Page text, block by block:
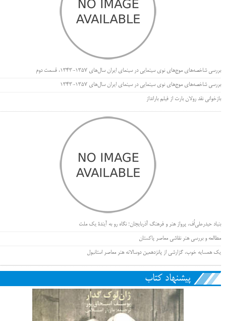
بررسی شاخصه‌های موج‌های نوی سینمایی در سینمای ایران سال‌های 1357-1343، قسمت دوم
بررسی شاخصه‌های موج‌های نوی سینمایی در سینمای ایران سال‌های 1357-1343
بازخوانی نقد رولان بارت از فیلم بارانداز
بنیاد حیدرعلی‌اُف، پرواز هنر و فرهنگ آذربایجان؛ نگاه رو به آیندۀ یک ملت
مطالعه و بررسی هنر نقاشی معاصر پاکستان
یک همسایه خوب، گزارشی از پانزدهمین دوسالانه هنر معاصر استانبول
پیشنهاد کتاب